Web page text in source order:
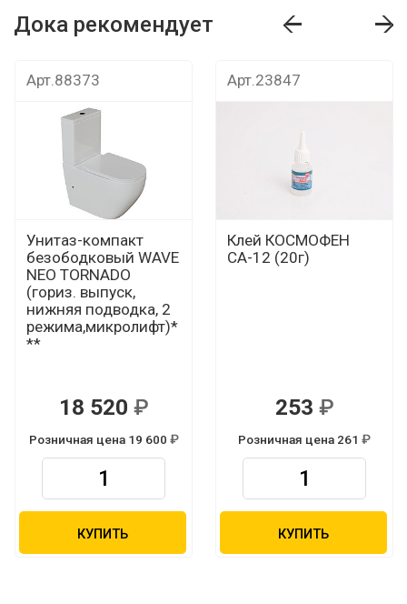
Дока рекомендует
Арт.88373
Унитаз-компакт
безободковый WAVE
NEO TORNADO
(гориз. выпуск,
нижняя подводка, 2
режима,микролифт)*
**
18 520
Розничная цена 19 600
КУПИТЬ
Арт.23847
Клей КОСМОФЕН
СА-12 (20г)
253
Розничная цена 261
КУПИТЬ
Р
Р Р
Дока рекомендует Дока